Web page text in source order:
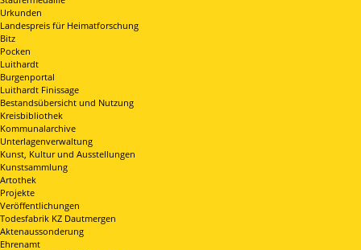
Urkunden
Landespreis für Heimatforschung
Bitz
Pocken
Luithardt
Burgenportal
Luithardt Finissage
Bestandsübersicht und Nutzung
Kreisbibliothek
Kommunalarchive
Unterlagenverwaltung
Kunst, Kultur und Ausstellungen
Kunstsammlung
Artothek
Projekte
Veröffentlichungen
Todesfabrik KZ Dautmergen
Aktenaussonderung
Ehrenamt